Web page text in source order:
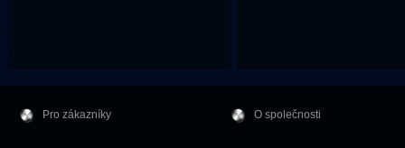
Pro zákazníky O společnosti